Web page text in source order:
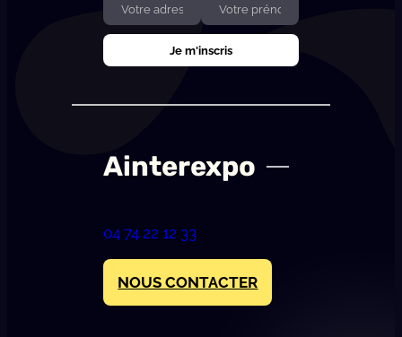
Ainterexpo
04 74 22 12 33
NOUS CONTACTER